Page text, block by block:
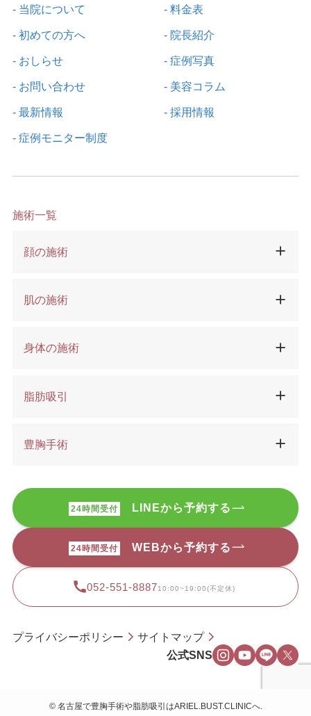
- 当院について
- 初めての方へ
- おしらせ
- お問い合わせ
- 最新情報
- 症例モニター制度
- 料金表
- 院長紹介
- 症例写真
- 美容コラム
- 採用情報
施術一覧
顔の施術
肌の施術
身体の施術
脂肪吸引
豊胸手術
24時間受付 LINEから予約する
24時間受付 WEBから予約する
052-551-888710:00~19:00(不定休)
プライバシーポリシー
サイトマップ
公式SNS
©名古屋で豊胸手術や脂肪吸引はARIEL.BUST.CLINICへ.